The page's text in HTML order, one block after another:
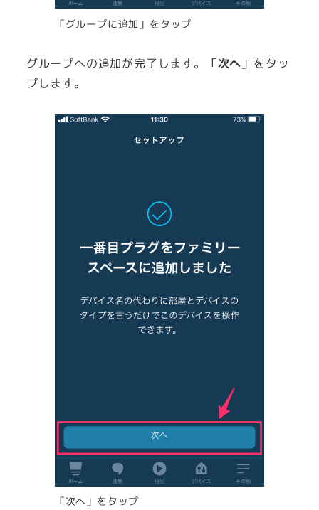
「グループに追加」をタップ
グループへの追加が完了します。「次へ」をタッ
プします。
「次へ」をタップ